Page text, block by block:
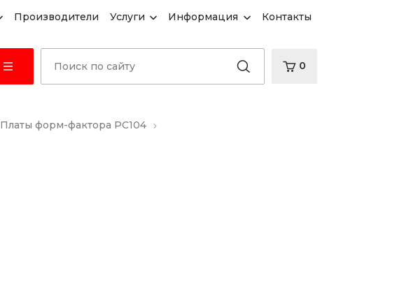
Производители Услуги Информация Контакты
0
Платы форм-фактора PC104